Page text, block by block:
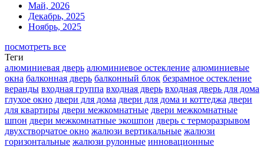
Май, 2026
Декабрь, 2025
Ноябрь, 2025
посмотреть все
Теги
алюминиевая дверь алюминиевое остекление алюминиевые
окна балконная дверь балконный блок безрамное остекление
веранды входная группа входная дверь входная дверь для дома
глухое окно двери для дома двери для дома и коттеджа двери
для квартиры двери межкомнатные двери межкомнатные
шпон двери межкомнатные экошпон дверь с терморазрывом
двухстворчатое окно жалюзи вертикальные жалюзи
горизонтальные жалюзи рулонные инновационные